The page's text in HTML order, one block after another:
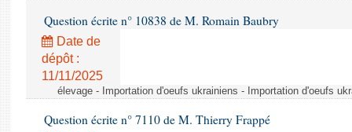
Question écrite n° 10838 de M. Romain Baubry
Date de
dépôt :
11/11/2025
élevage - Importation d'oeufs ukrainiens - Importation d'oeufs
Question écrite n° 7110 de M. Thierry Frappé